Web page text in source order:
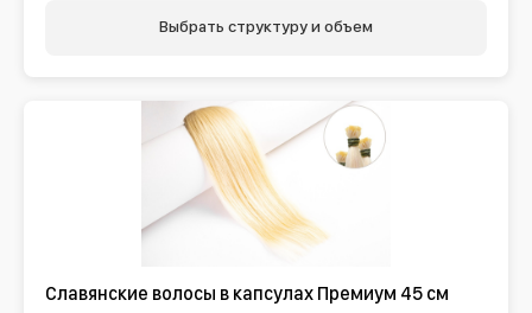
Выбрать структуру и объем
Славянские волосы в капсулах Премиум 45 см